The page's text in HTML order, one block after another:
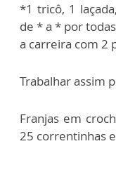
*1 tricô, 1
de * a * por
a carreira com 2
Trabalhar assim
Franjas em
25 correntinhas